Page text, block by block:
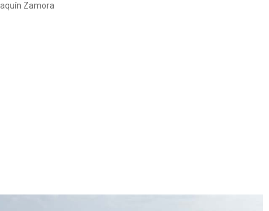
Zamora